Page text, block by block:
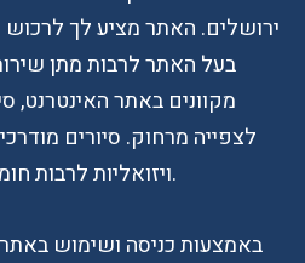
ירושלים. האתר מציע לך לרכוש
בעל האתר לרבות מתן
מקוונים באתר האינטרנט,
לצפייה מרחוק. סיורים
ויזואליות לרבות חומרים למטרות חינוך ובידור.
באמצעות כניסה ושימוש